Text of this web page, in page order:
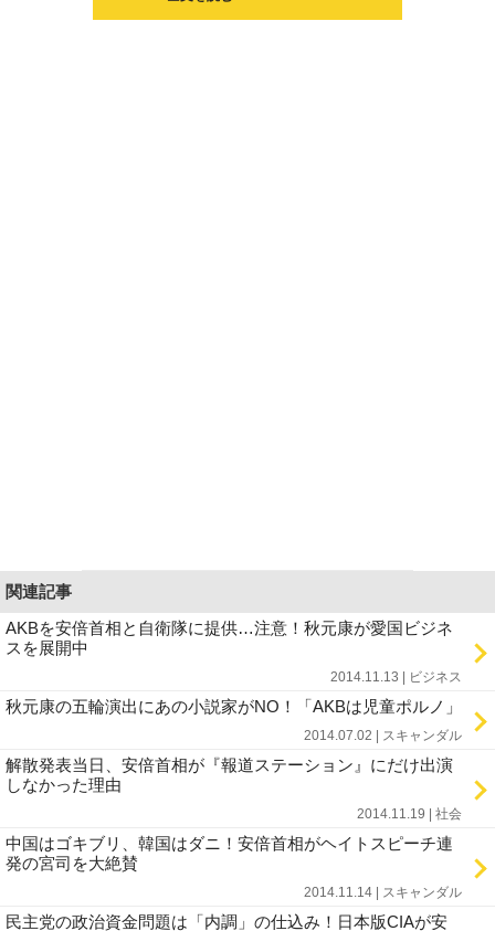
関連記事
AKBを安倍首相と自衛隊に提供…注意！秋元康が愛国ビジネ
スを展開中
2014.11.13 | ビジネス
秋元康の五輪演出にあの小説家がNO！「AKBは児童ポルノ」
2014.07.02 | スキャンダル
解散発表当日、安倍首相が『報道ステーション』にだけ出演
しなかった理由
2014.11.19 | 社会
中国はゴキブリ、韓国はダニ！安倍首相がヘイトスピーチ連
発の宮司を大絶賛
2014.11.14 | スキャンダル
民主党の政治資金問題は「内調」の仕込み！日本版CIAが安